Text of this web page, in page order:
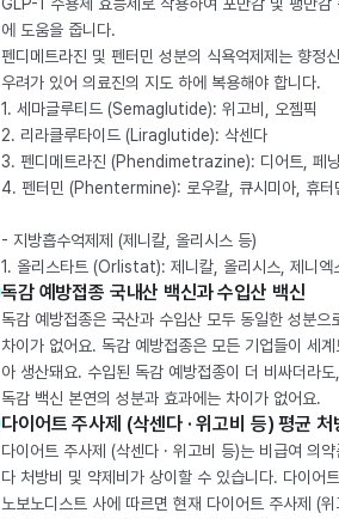
에 도움을 줍니다.
펜디메트라진 및 펜터민 성분의 식욕억제제는 향정
우려가 있어 의료진의 지도 하에 복용해야 합니다.
1. 세마글루티드 (Semaglutide): 위고비, 오젬픽
2. 리라클루타이드 (Liraglutide): 삭센다
3. 펜디메트라진 (Phendimetrazine): 디어트, 페
4. 펜터민 (Phentermine): 로우칼, 큐시미아, 휴터
- 지방흡수억제제 (제니칼, 올리시스 등)
1. 올리스타트 (Orlistat): 제니칼, 올리시스, 제니엑
독감 예방접종 국내산 백신과 수입산 백신
독감 예방접종은 국산과 수입산 모두 동일한 성분
차이가 없어요. 독감 예방접종은 모든 기업들이 세
아 생산돼요. 수입된 독감 예방접종이 더 비싸더라
독감 백신 본연의 성분과 효과에는 차이가 없어요.
다이어트 주사제 (삭센다 · 위고비 등) 평균 처
다이어트 주사제 (삭센다 · 위고비 등)는 비급여 의
다 처방비 및 약제비가 상이할 수 있습니다. 다이어
노보노디스트 사에 따르면 현재 다이어트 주사제 (